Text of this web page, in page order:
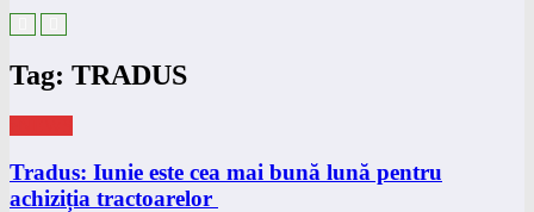
Tag: TRADUS
Tradus: Iunie este cea mai bună lună pentru
achiziția tractoarelor